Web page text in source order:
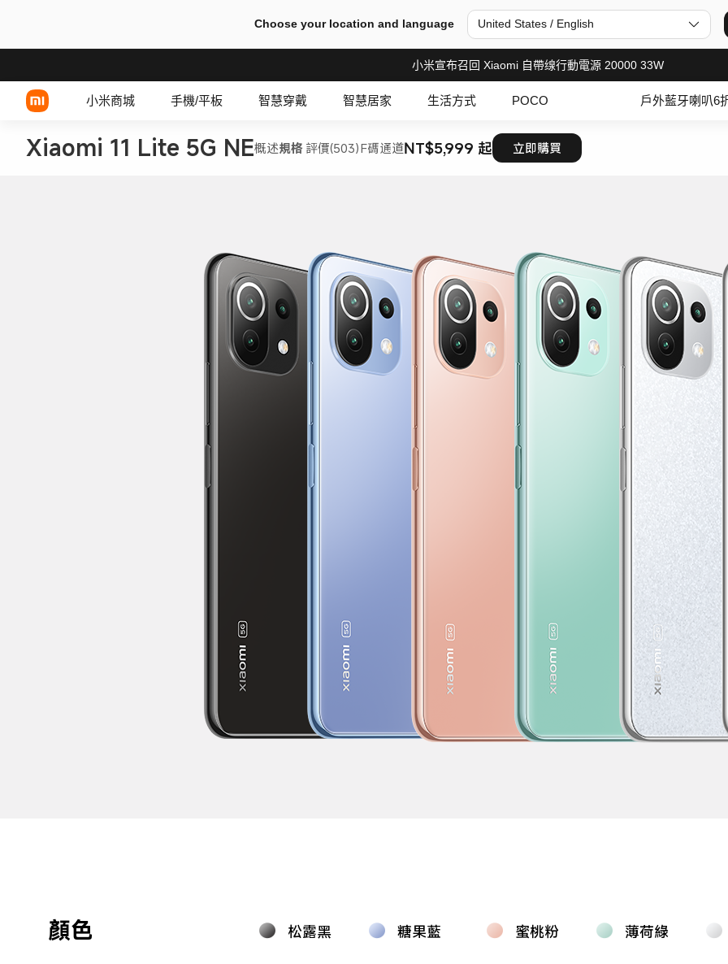
Choose your location and language United States / English
小米宣布召回 Xiaomi 自帶缐行動電源 20000 33W
小米商城 手機/平板 智慧穿戴 智慧居家 生活方式 POCO 戶外藍牙喇叭6
Xiaomi 11 Lite 5G NE概述規格 評價(503)F碼通道NT$5,999 起 立即購買
顏色 松露黑 糖果藍 蜜桃粉 薄荷綠